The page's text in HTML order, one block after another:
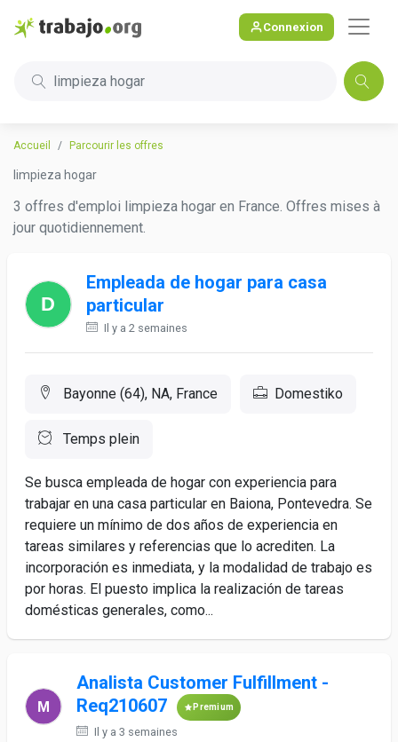
Connexion
limpieza hogar
Accueil Parcourir les offres
limpieza hogar
3 offres d'emploi limpieza hogar en France. Offres mises à
jour quotidiennement.
Empleada de hogar para casa
particular
Il y a 2 semaines
Bayonne (64), NA, France Domestiko
Temps plein
Se busca empleada de hogar con experiencia para
trabajar en una casa particular en Baiona, Pontevedra. Se
requiere un mínimo de dos años de experiencia en
tareas similares y referencias que lo acrediten. La
incorporación es inmediata, y la modalidad de trabajo es
por horas. El puesto implica la realización de tareas
domésticas generales, como...
Analista Customer Fulfillment -
Req210607
Premium
Il y a 3 semaines